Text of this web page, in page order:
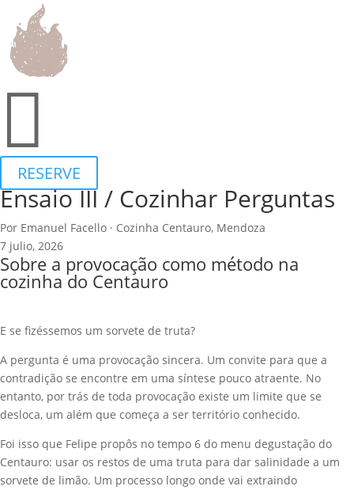

RESERVE
Ensaio III / Cozinhar Perguntas
Por Emanuel Facello · Cozinha Centauro, Mendoza
7 julio, 2026
Sobre a provocação como método na
cozinha do Centauro
E se fizéssemos um sorvete de truta?
A pergunta é uma provocação sincera. Um convite para que a
contradição se encontre em uma síntese pouco atraente. No
entanto, por trás de toda provocação existe um limite que se
desloca, um além que começa a ser território conhecido.
Foi isso que Felipe propôs no tempo 6 do menu degustação do
Centauro: usar os restos de uma truta para dar salinidade a um
sorvete de limão. Um processo longo onde vai extraindo